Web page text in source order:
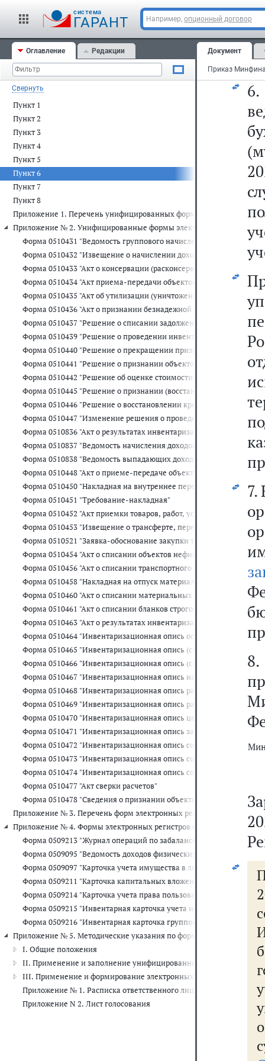
cистема
ГАРАНТ Например, опционный договор
Оглавление Редакции
Свернуть
Пункт 1
Пункт 2
Пункт 3
Пункт 4
Пункт 5
Пункт 6
Пункт 7
Пункт 8
Приложение 1. Перечень унифицированных форм электронных
Приложение № 2. Унифицированные формы электронных первичных
Форма 0510431 "Ведомость группового начисления доходов"
Форма 0510432 "Извещение о начислении дохода (уточнении
Форма 0510433 "Акт о консервации (расконсервации) объекта
Форма 0510434 "Акт приема-передачи объектов, полученных в
Форма 0510435 "Акт об утилизации (уничтожении) материальных
Форма 0510436 "Акт о признании безнадежной к взысканию
Форма 0510437 "Решение о списании задолженности,
Форма 0510439 "Решение о проведении инвентаризации"
Форма 0510440 "Решение о прекращении признания активами
Форма 0510441 "Решение о признании объектов нефинансовых
Форма 0510442 "Решение об оценке стоимости имущества,
Форма 0510445 "Решение о признании (восстановлении)
Форма 0510446 "Решение о восстановлении кредиторской
Форма 0510447 "Изменение решения о проведении
Форма 0510836 "Акт о результатах инвентаризации наличных
Форма 0510837 "Ведомость начисления доходов бюджета"
Форма 0510838 "Ведомость выпадающих доходов"
Форма 0510448 "Акт о приеме-передаче объектов нефинансовых
Форма 0510450 "Накладная на внутреннее перемещение
Форма 0510451 "Требование-накладная"
Форма 0510452 "Акт приемки товаров, работ, услуг"
Форма 0510453 "Извещение о трансферте, передаваемом с
Форма 0510521 "Заявка-обоснование закупки товаров, работ,
Форма 0510454 "Акт о списании объектов нефинансовых активов
Форма 0510456 "Акт о списании транспортного средства"
Форма 0510458 "Накладная на отпуск материальных ценностей на
Форма 0510460 "Акт о списании материальных запасов"
Форма 0510461 "Акт о списании бланков строгой отчетности"
Форма 0510463 "Акт о результатах инвентаризации"
Форма 0510464 "Инвентаризационная опись остатков на счетах
Форма 0510465 "Инвентаризационная опись (сличительная
Форма 0510466 "Инвентаризационная опись (сличительная
Форма 0510467 "Инвентаризационная опись наличных денежных
Форма 0510468 "Инвентаризационная опись расчетов по
Форма 0510469 "Инвентаризационная опись расчетов с
Форма 0510470 "Инвентаризационная опись ценных бумаг"
Форма 0510471 "Инвентаризационная опись задолженности по
Форма 0510472 "Инвентаризационная опись состояния
Форма 0510473 "Инвентаризационная опись состояния
Форма 0510474 "Инвентаризационная опись состояния
Форма 0510477 "Акт сверки расчетов"
Форма 0510478 "Сведения о признании объектов права
Приложение № 3. Перечень форм электронных регистров
Приложение № 4. Формы электронных регистров бухгалтерского
Форма 0509213 "Журнал операций по забалансовому счету"
Форма 0509095 "Ведомость доходов физических лиц,
Форма 0509097 "Карточка учета имущества в личном
Форма 0509211 "Карточка капитальных вложений"
Форма 0509214 "Карточка учета права пользования
Форма 0509215 "Инвентарная карточка учета нефинансовых
Форма 0509216 "Инвентарная карточка группового учета
Приложение № 5. Методические указания по формированию и
I. Общие положения
II. Применение и заполнение унифицированных форм
III. Применение и формирование электронных регистров
Приложение № 1. Расписка ответственного лица или
Приложение N 2. Лист голосования
Документ
7.
8.